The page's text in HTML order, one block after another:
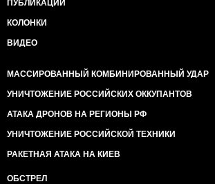
ПУБЛИКАЦИИ
КОЛОНКИ
ВИДЕО
МАССИРОВАННЫЙ КОМБИНИРОВАННЫЙ УДАР
УНИЧТОЖЕНИЕ РОССИЙСКИХ ОККУПАНТОВ
АТАКА ДРОНОВ НА РЕГИОНЫ РФ
УНИЧТОЖЕНИЕ РОССИЙСКОЙ ТЕХНИКИ
РАКЕТНАЯ АТАКА НА КИЕВ
ОБСТРЕЛ